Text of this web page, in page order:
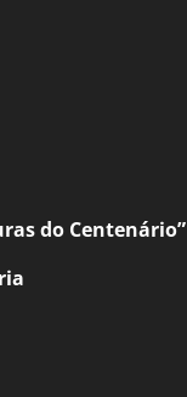
do Centenário”